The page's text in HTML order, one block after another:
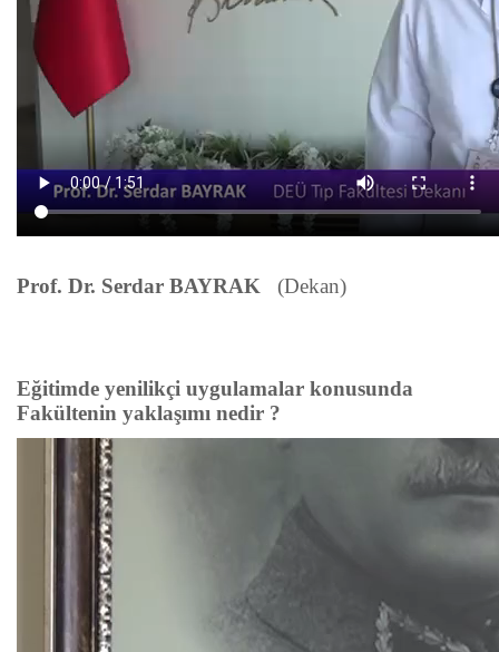
Prof. Dr. Serdar BAYRAK (Dekan)
Eğitimde yenilikçi uygulamalar konusunda
Fakültenin yaklaşımı nedir ?